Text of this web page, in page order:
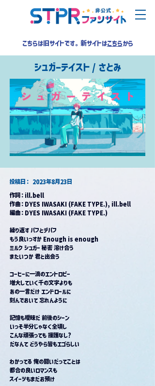
こちらは旧サイトです。新サイトはこちらから
シュガーテイスト / さとみ
​投稿日： 2023年8月23日
作詞：ill.bell
作曲：DYES IWASAKI (FAKE TYPE.), ill.bell
編曲：DYES IWASAKI (FAKE TYPE.)
繰り返す バフとデバフ
もう良いっすか Enough is enough
ミルク シュガー 秘密 溶け合う
またいつか 君と出会う
コーヒーに一滴のエントロピー
増大していく千の文字よりも
あの一言だけ エンドロールに
刻んでおいて 忘れんように
記憶も曖昧だ 前後のシーン
いっそ半分じゃなく全頃し
こんな頑張っても 援護なし?
だなんて どうやら皆もエゴらしい
わかってる 俺の闘いだってことは
都合の良いロマンスも
スイーツもまだお預け